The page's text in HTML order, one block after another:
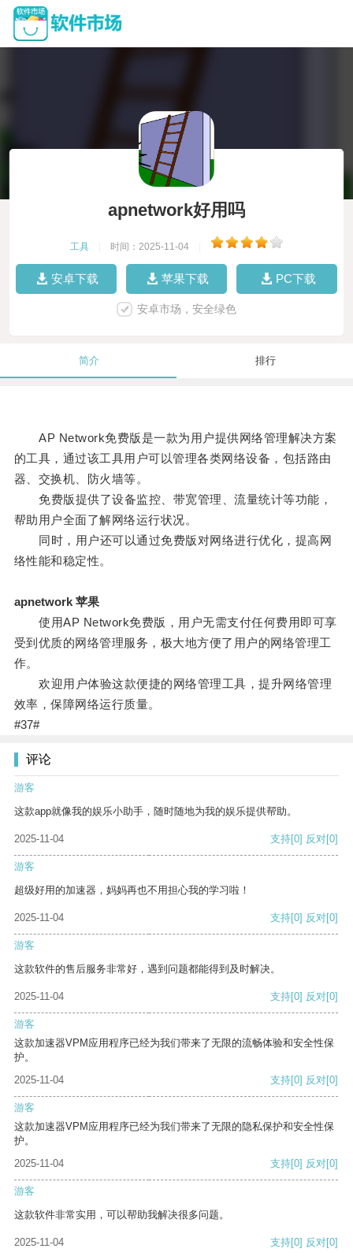
apnetwork好用吗
工具 时间：2025-11-04
安卓下载 苹果下载 PC下载
安卓市场，安全绿色
简介 排行
AP Network免费版是一款为用户提供网络管理解决方案
的工具，通过该工具用户可以管理各类网络设备，包括路由
器、交换机、防火墙等。
免费版提供了设备监控、带宽管理、流量统计等功能，
帮助用户全面了解网络运行状况。
同时，用户还可以通过免费版对网络进行优化，提高网
络性能和稳定性。
apnetwork 苹果
使用AP Network免费版，用户无需支付任何费用即可享
受到优质的网络管理服务，极大地方便了用户的网络管理工
作。
欢迎用户体验这款便捷的网络管理工具，提升网络管理
效率，保障网络运行质量。
#37#
评论
游客
这款app就像我的娱乐小助手，随时随地为我的娱乐提供帮助。
2025-11-04 支持[0] 反对[0]
游客
超级好用的加速器，妈妈再也不用担心我的学习啦！
2025-11-04 支持[0] 反对[0]
游客
这款软件的售后服务非常好，遇到问题都能得到及时解决。
2025-11-04 支持[0] 反对[0]
游客
这款加速器VPM应用程序已经为我们带来了无限的流畅体验和安全性保
护。
2025-11-04
支持[0] 反对[0]
游客
这款加速器VPM应用程序已经为我们带来了无限的隐私保护和安全性保
护。
2025-11-04
支持[0] 反对[0]
游客
这款软件非常实用，可以帮助我解决很多问题。
2025-11-04 支持[0] 反对[0]